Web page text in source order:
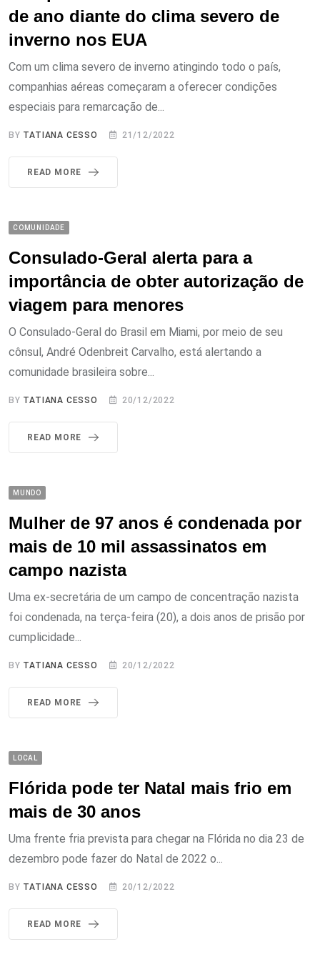
de ano diante do clima severo de
inverno nos EUA
Com um clima severo de inverno atingindo todo o país,
companhias aéreas começaram a oferecer condições
especiais para remarcação de...
BY TATIANA CESSO 21/12/2022
READ MORE
COMUNIDADE
Consulado-Geral alerta para a
importância de obter autorização de
viagem para menores
O Consulado-Geral do Brasil em Miami, por meio de seu
cônsul, André Odenbreit Carvalho, está alertando a
comunidade brasileira sobre...
BY TATIANA CESSO 20/12/2022
READ MORE
MUNDO
Mulher de 97 anos é condenada por
mais de 10 mil assassinatos em
campo nazista
Uma ex-secretária de um campo de concentração nazista
foi condenada, na terça-feira (20), a dois anos de prisão por
cumplicidade...
BY TATIANA CESSO 20/12/2022
READ MORE
LOCAL
Flórida pode ter Natal mais frio em
mais de 30 anos
Uma frente fria prevista para chegar na Flórida no dia 23 de
dezembro pode fazer do Natal de 2022 o...
BY TATIANA CESSO 20/12/2022
READ MORE